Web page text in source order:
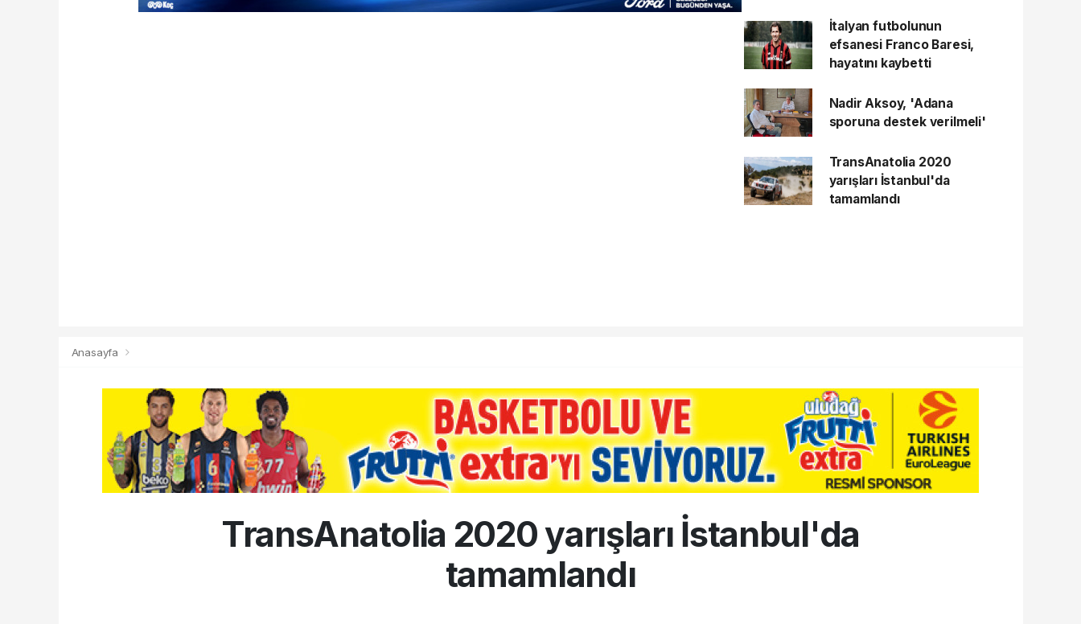
İtalyan futbolunun
efsanesi Franco Baresi,
hayatını kaybetti
Nadir Aksoy, 'Adana
sporuna destek verilmeli'
TransAnatolia 2020
yarışları İstanbul'da
tamamlandı
Anasayfa
TransAnatolia 2020 yarışları İstanbul'da
tamamlandı